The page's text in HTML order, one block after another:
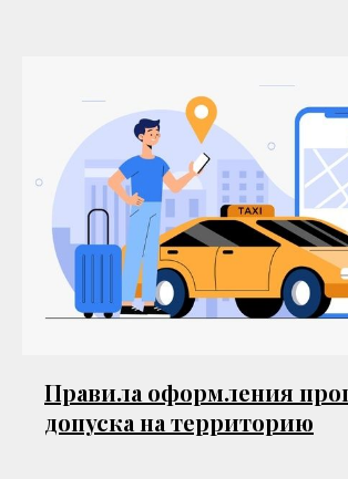
Правила оформления
допуска на территорию